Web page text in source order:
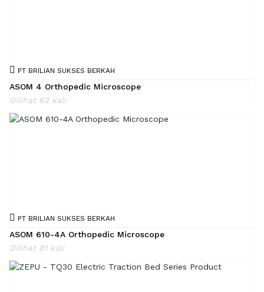
PT BRILIAN SUKSES BERKAH
ASOM 4 Orthopedic Microscope
Dilihat 62 kali
PT BRILIAN SUKSES BERKAH
ASOM 610-4A Orthopedic Microscope
Dilihat 81 kali